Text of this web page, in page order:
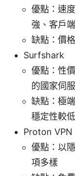
優點：速
強、客戶
缺點：價
Surfshark
優點：性
的國家伺
缺點：極
穩定性較低
Proton VPN
優點：以
項多樣